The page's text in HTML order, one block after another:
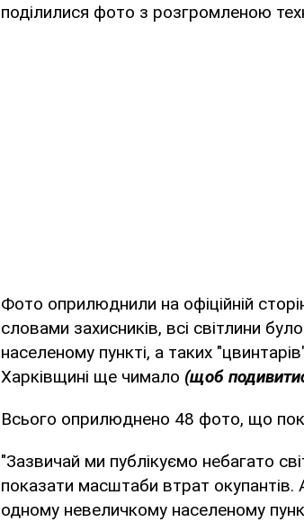
поділилися фото з розгромленою
Фото оприлюднили на офіційній
словами захисників, всі світлини
населеному пункті, а таких
Харківщині ще чимало (щоб
Всього оприлюднено 48 фото, що
"Зазвичай ми публікуємо небагато
показати масштаби втрат
одному невеличкому населеному